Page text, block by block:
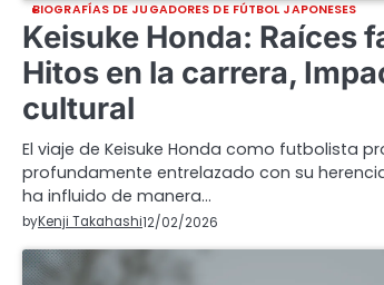
BIOGRAFÍAS DE JUGADORES DE FÚTBOL JAPONESES
Keisuke Honda: Raíces
Hitos en la carrera,
cultural
El viaje de Keisuke Honda como futbolista
profundamente entrelazado con su
ha influido de manera…
byKenji Takahashi12/02/2026